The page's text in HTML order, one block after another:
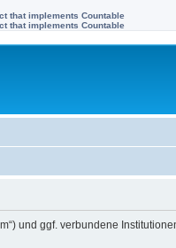
that implements Countable
that implements Countable
und ggf. verbundene